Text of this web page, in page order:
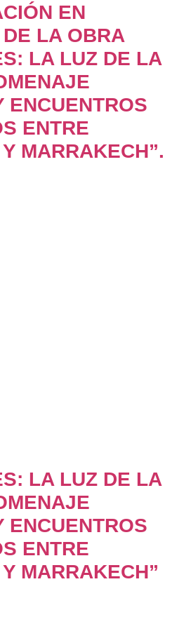
EN
LA OBRA
LA LUZ DE LA
ENCUENTROS
ENTRE
MARRAKECH”.
LA LUZ DE LA
ENCUENTROS
ENTRE
MARRAKECH”